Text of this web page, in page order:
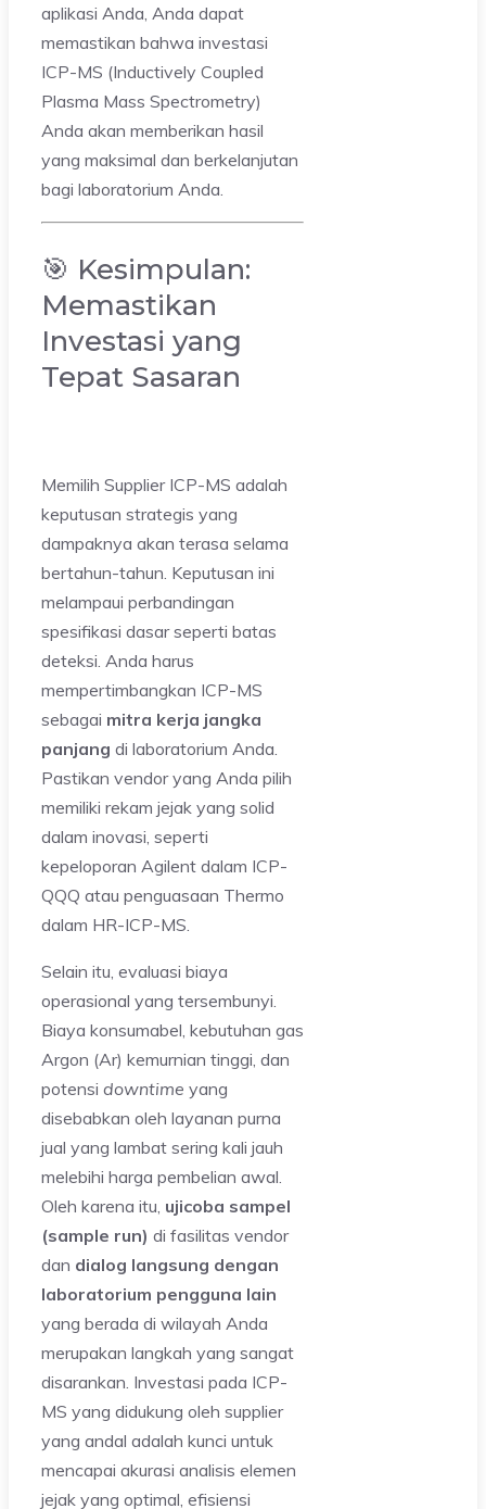
aplikasi Anda, Anda dapat
memastikan bahwa investasi
ICP-MS (Inductively Coupled
Plasma Mass Spectrometry)
Anda akan memberikan hasil
yang maksimal dan berkelanjutan
bagi laboratorium Anda.
🎯 Kesimpulan:
Memastikan
Investasi yang
Tepat Sasaran
Memilih Supplier ICP-MS adalah
keputusan strategis yang
dampaknya akan terasa selama
bertahun-tahun. Keputusan ini
melampaui perbandingan
spesifikasi dasar seperti batas
deteksi. Anda harus
mempertimbangkan ICP-MS
sebagai mitra kerja jangka
panjang di laboratorium Anda.
Pastikan vendor yang Anda pilih
memiliki rekam jejak yang solid
dalam inovasi, seperti
kepeloporan Agilent dalam ICP-
QQQ atau penguasaan Thermo
dalam HR-ICP-MS.
Selain itu, evaluasi biaya
operasional yang tersembunyi.
Biaya konsumabel, kebutuhan gas
Argon (Ar) kemurnian tinggi, dan
potensi downtime yang
disebabkan oleh layanan purna
jual yang lambat sering kali jauh
melebihi harga pembelian awal.
Oleh karena itu, ujicoba sampel
(sample run) di fasilitas vendor
dan dialog langsung dengan
laboratorium pengguna lain
yang berada di wilayah Anda
merupakan langkah yang sangat
disarankan. Investasi pada ICP-
MS yang didukung oleh supplier
yang andal adalah kunci untuk
mencapai akurasi analisis elemen
jejak yang optimal, efisiensi